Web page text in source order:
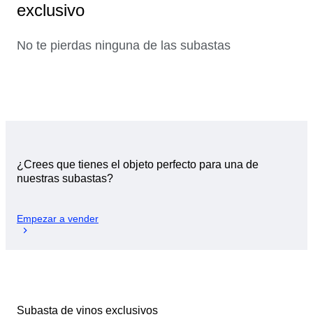
exclusivo
No te pierdas ninguna de las subastas
¿Crees que tienes el objeto perfecto para una de
nuestras subastas?
Empezar a vender
Subasta de vinos exclusivos